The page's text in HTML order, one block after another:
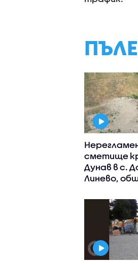
сметище
Дунав в с.
Линево,